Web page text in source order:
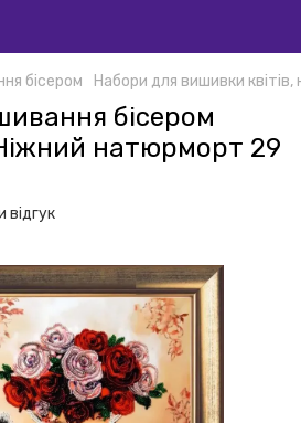
бісером Набори для вишивки
бісером
натюрморт 29
відгук